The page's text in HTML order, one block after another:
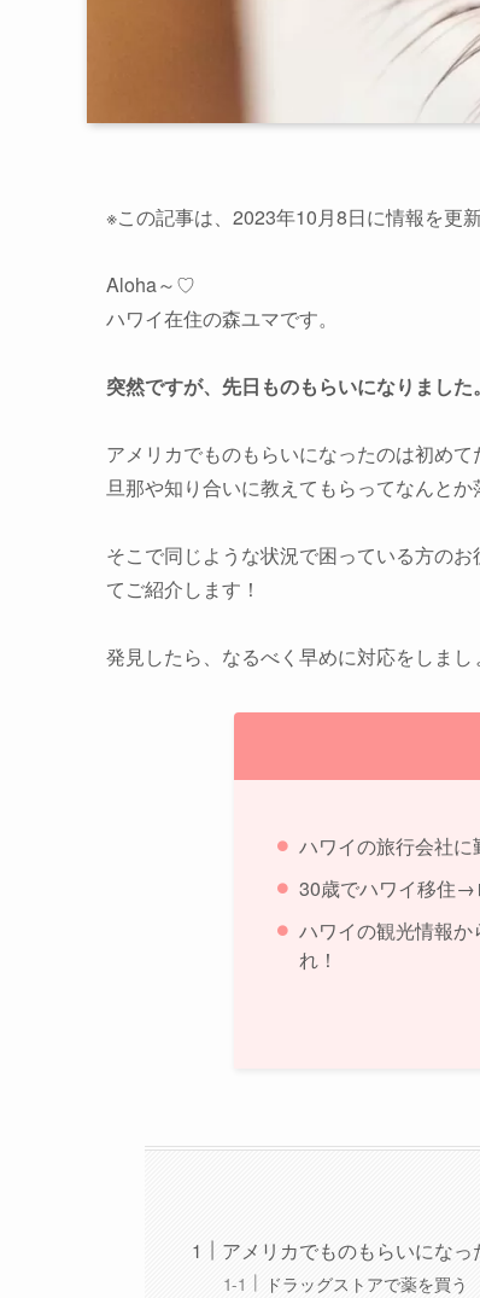
※この記事は、2023年10月8日に情報を更新
Aloha～♡
ハワイ在住の森ユマです。
突然ですが、先日ものもらいになりました。
アメリカでものもらいになったのは初め
旦那や知り合いに教えてもらってなんとか
そこで同じような状況で困っている方のお
てご紹介します！
発見したら、なるべく早めに対応をしまし
ハワイの旅行会社
30歳でハワイ移住→
ハワイの観光情報
れ！
アメリカでものもらいにな
ドラッグストアで薬を買う